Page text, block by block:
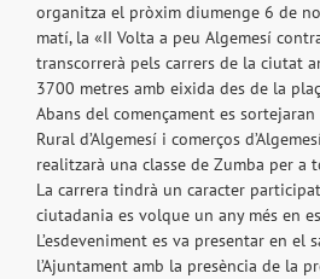
organitza el pròxim diumenge 6 de
matí, la «II Volta a peu Algemesí
transcorrerà pels carrers de la ciutat
3700 metres amb eixida des de la
Abans del començament es
Rural d’Algemesí i comerços
realitzarà una classe de Zumba per a
La carrera tindrà un caracter
ciutadania es volque un any més en
L’esdeveniment es va presentar en el
l’Ajuntament amb la presència de la